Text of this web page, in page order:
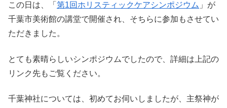
この日は、「 第1回ホリスティックケアシンポジウム 」が
千葉市美術館の講堂で開催され、そちらに参加もさせてい
ただきました。
とても素晴らしいシンポジウムでしたので、詳細は上記の
リンク先もご覧ください。
千葉神社については、初めてお伺いしましたが、主祭神が